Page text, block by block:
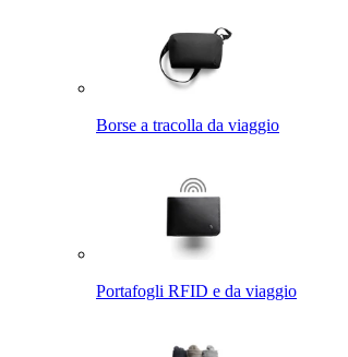
Borse a tracolla da viaggio
Portafogli RFID e da viaggio